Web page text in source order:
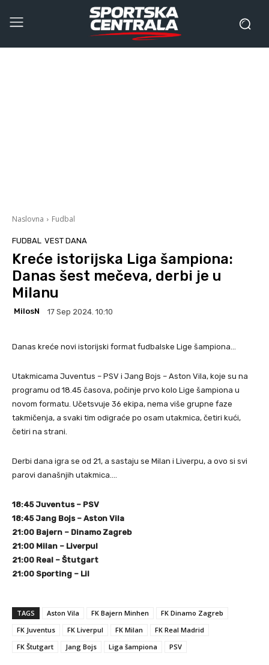
Naslovna Fudbal
FUDBAL VEST DANA
Kreće istorijska Liga šampiona:
Danas šest mečeva, derbi je u
Milanu
MilosN 17 Sep 2024. 10:10
Danas kreće novi istorijski format fudbalske Lige šampiona…
Utakmicama Juventus – PSV i Jang Bojs – Aston Vila, koje su na
programu od 18.45 časova, počinje prvo kolo Lige šampiona u
novom formatu. Učetsvuje 36 ekipa, nema više grupne faze
takmičenja, a svaki tim odigraće po osam utakmica, četiri kući,
četiri na strani.
Derbi dana igra se od 21, a sastaju se Milan i Liverpu, a ovo si svi
parovi današnjih utakmica….
18:45 Juventus – PSV
18:45 Jang Bojs – Aston Vila
21:00 Bajern – Dinamo Zagreb
21:00 Milan – Liverpul
21:00 Real – Štutgart
21:00 Sporting – Lil
TAGS Aston Vila FK Bajern Minhen
FK Dinamo Zagreb
FK Juventus
FK Liverpul FK Milan
FK Real Madrid
FK Štutgart
Jang Bojs Liga šampiona PSV